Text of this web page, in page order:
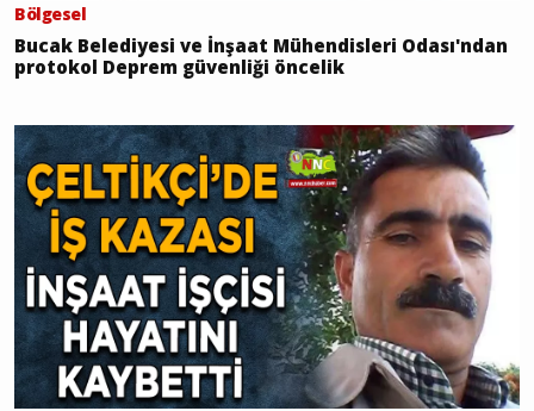
Bölgesel
Bucak Belediyesi ve İnşaat Mühendisleri Odası'ndan
protokol Deprem güvenliği öncelik